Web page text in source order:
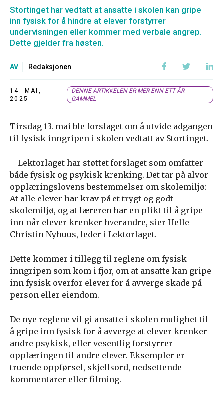
Stortinget har vedtatt at ansatte i skolen kan gripe
inn fysisk for å hindre at elever forstyrrer
undervisningen eller kommer med verbale angrep.
Dette gjelder fra høsten.
AV Redaksjonen
14. MAI,
2025
DENNE ARTIKKELEN ER MER ENN ETT ÅR
GAMMEL
Tirsdag 13. mai ble forslaget om å utvide adgangen
til fysisk inngripen i skolen vedtatt av Stortinget.
– Lektorlaget har støttet forslaget som omfatter
både fysisk og psykisk krenking. Det tar på alvor
opplæringslovens bestemmelser om skolemiljø:
At alle elever har krav på et trygt og godt
skolemiljø, og at læreren har en plikt til å gripe
inn når elever krenker hverandre, sier Helle
Christin Nyhuus, leder i Lektorlaget.
Dette kommer i tillegg til reglene om fysisk
inngripen som kom i fjor, om at ansatte kan gripe
inn fysisk overfor elever for å avverge skade på
person eller eiendom.
De nye reglene vil gi ansatte i skolen mulighet til
å gripe inn fysisk for å avverge at elever krenker
andre psykisk, eller vesentlig forstyrrer
opplæringen til andre elever. Eksempler er
truende oppførsel, skjellsord, nedsettende
kommentarer eller filming.